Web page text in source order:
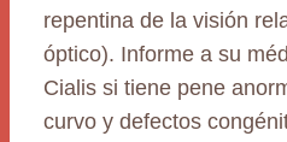
repentina de la visión
óptico). Informe a su
Cialis si tiene pene
curvo y defectos